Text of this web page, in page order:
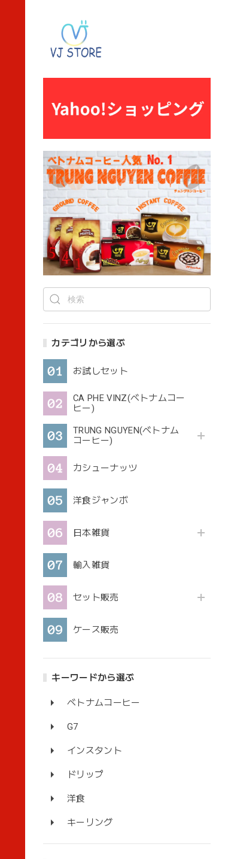
カテゴリから選ぶ
お試しセット
CA PHE VINZ(ベトナムコー
ヒー)
TRUNG NGUYEN(ベトナム
コーヒー)
カシューナッツ
洋食ジャンボ
日本雑貨
輸入雑貨
セット販売
ケース販売
キーワードから選ぶ
ベトナムコーヒー
G7
インスタント
ドリップ
洋食
キーリング